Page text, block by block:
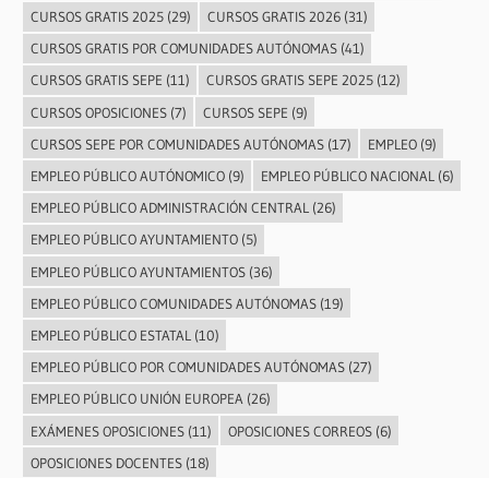
CURSOS GRATIS 2025(29) CURSOS GRATIS 2026(31)
CURSOS GRATIS POR COMUNIDADES AUTÓNOMAS(41)
CURSOS GRATIS SEPE (11) CURSOS GRATIS SEPE 2025(12)
CURSOS OPOSICIONES(7) CURSOS SEPE (9)
CURSOS SEPE POR COMUNIDADES AUTÓNOMAS(17) EMPLEO(9)
EMPLEO PÚBLICO AUTÓNOMICO(9) EMPLEO PÚBLICO NACIONAL (6)
EMPLEO PÚBLICO ADMINISTRACIÓN CENTRAL(26)
EMPLEO PÚBLICO AYUNTAMIENTO(5)
EMPLEO PÚBLICO AYUNTAMIENTOS(36)
EMPLEO PÚBLICO COMUNIDADES AUTÓNOMAS(19)
EMPLEO PÚBLICO ESTATAL (10)
EMPLEO PÚBLICO POR COMUNIDADES AUTÓNOMAS(27)
EMPLEO PÚBLICO UNIÓN EUROPEA(26)
EXÁMENES OPOSICIONES(11) OPOSICIONES CORREOS(6)
OPOSICIONES DOCENTES(18)